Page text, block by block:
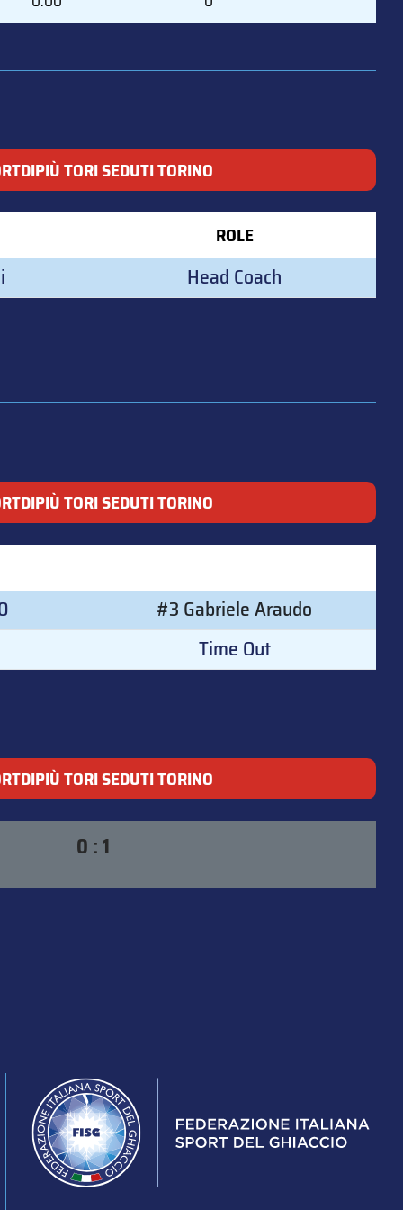
TORI SEDUTI TORINO
ROLE
Head Coach
TORI SEDUTI TORINO
#3 Gabriele Araudo
Time Out
TORI SEDUTI TORINO
0 : 1